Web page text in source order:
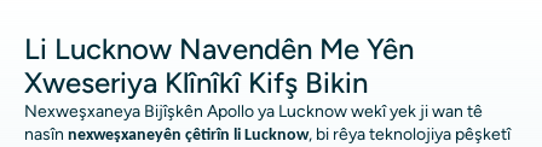
Li Lucknow Navendên Me Yên
Xweseriya Klînîkî Kifş Bikin
Nexweşxaneya Bijîşkên Apollo ya Lucknow wekî yek ji wan tê
nasîn nexweşxaneyên çêtirîn li Lucknow, bi rêya teknolojiya pêşketî